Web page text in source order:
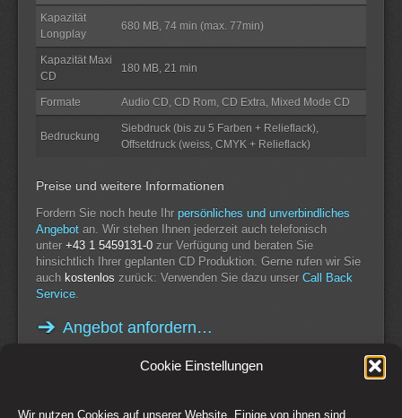
Cookie Einstellungen
Wir nutzen Cookies auf unserer Website. Einige von ihnen sind
Kapazität
Longplay
680 MB, 74 min (max. 77min)
Kapazität Maxi
CD
180 MB, 21 min
Formate Audio CD, CD Rom, CD Extra, Mixed Mode CD
Bedruckung
Siebdruck (bis zu 5 Farben + Relieflack),
Offsetdruck (weiss, CMYK + Relieflack)
Preise und weitere Informationen
Fordern Sie noch heute Ihr persönliches und unverbindliches
Angebot an. Wir stehen Ihnen jederzeit auch telefonisch
unter +43 1 5459131-0 zur Verfügung und beraten Sie
hinsichtlich Ihrer geplanten CD Produktion. Gerne rufen wir Sie
auch kostenlos zurück: Verwenden Sie dazu unser Call Back
Service
Angebot anfordern…